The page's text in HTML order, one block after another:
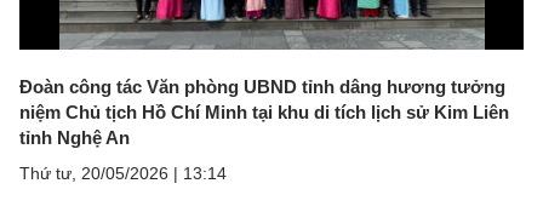
Video
Đoàn công tác Văn phòng UBND tỉnh dâng hương tưởng
niệm Chủ tịch Hồ Chí Minh tại khu di tích lịch sử Kim Liên
tỉnh Nghệ An
Thứ tư, 20/05/2026 | 13:14